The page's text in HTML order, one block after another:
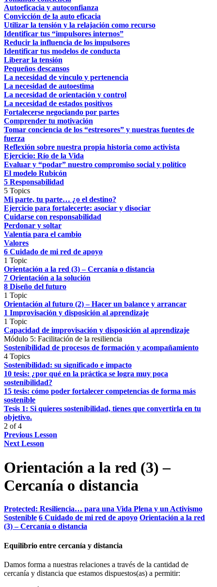
Autoeficacia y autoconfianza
Convicción de la auto eficacia
Utilizar la tensión y la relajación como recurso
Identificar tus “impulsores internos”
Reducir la influencia de los impulsores
Identificar tus modelos de conducta
Liberar la tensión
Pequeños descansos
La necesidad de vínculo y pertenencia
La necesidad de autoestima
La necesidad de orientación y control
La necesidad de estados positivos
Fortalecerse negociando por partes
Comprender tu motivación
Tomar conciencia de los “estresores” y nuestras fuentes de
fuerza
Reflexión sobre nuestra propia historia como activista
Ejercicio: Río de la Vida
Evaluar y “podar” nuestro compromiso social y político
El modelo Rubicón
5 Responsabilidad
5 Topics
Mi parte, tu parte… ¿o el destino?
Ejercicio para fortalecerte: asociar y disociar
Cuidarse con responsabilidad
Perdonar y soltar
Valentía para el cambio
Valores
6 Cuidado de mi red de apoyo
1 Topic
Orientación a la red (3) – Cercanía o distancia
7 Orientación a la solución
8 Diseño del futuro
1 Topic
Orientación al futuro (2) – Hacer un balance y arrancar
1 Improvisación y disposición al aprendizaje
1 Topic
Capacidad de improvisación y disposición al aprendizaje
Módulo 5: Facilitación de la resiliencia
Sostenibilidad de procesos de formación y acompañamiento
4 Topics
Sostenibilidad: su significado e impacto
10 tesis: ¿por qué en la práctica se logra muy poca
sostenibilidad?
15 tesis: cómo poder fortalecer competencias de forma más
sostenible
Tesis 1: Si quieres sostenibilidad, tienes que convertirla en tu
objetivo.
2 of 4
Previous Lesson
Next Lesson
Orientación a la red (3) –
Cercanía o distancia
Protected: Resiliencia… para una Vida Plena y un Activismo
Sostenible 6 Cuidado de mi red de apoyo Orientación a la red
(3) – Cercanía o distancia
Equilibrio entre cercanía y distancia
Damos forma a nuestras relaciones a través de la cantidad de
cercanía y distancia que estamos dispuestos(as) a permitir: